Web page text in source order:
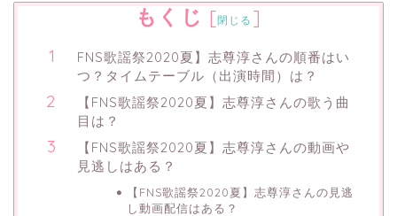
もくじ [閉じる ]
FNS歌謡祭2020夏】志尊淳さんの順番はい
つ？タイムテーブル（出演時間）は？
【FNS歌謡祭2020夏】志尊淳さんの歌う曲
目は？
【FNS歌謡祭2020夏】志尊淳さんの動画や
見逃しはある？
【FNS歌謡祭2020夏】志尊淳さんの見逃
し動画配信はある？